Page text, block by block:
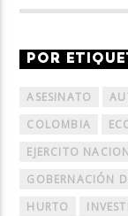
POR
ASESINATO
COLOMBIA
EJERCITO
GOBERNACIÓN
HURTO